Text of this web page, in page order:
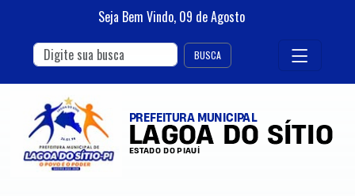
Seja Bem Vindo, 09 deAgosto
BUSCA